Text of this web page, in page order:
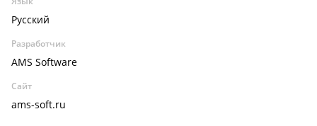
Русский
Разработчик
AMS Software
Сайт
ams-soft.ru